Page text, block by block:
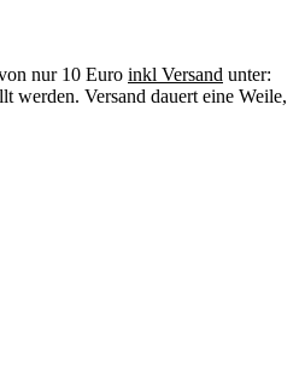
nur 10 Euro inkl Versand unter:
werden. Versand dauert eine Weile,